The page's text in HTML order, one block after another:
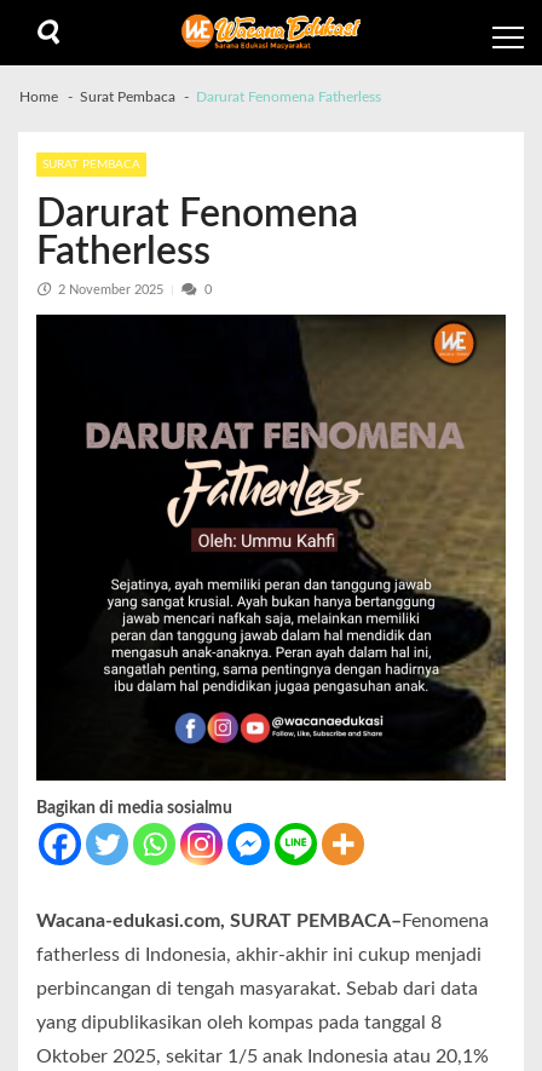
Home Surat Pembaca Darurat Fenomena Fatherless
SURAT PEMBACA
Darurat Fenomena
Fatherless
2 November 2025 0
Bagikan di media sosialmu
Wacana-edukasi.com, SURAT PEMBACA– Fenomena
fatherless di Indonesia, akhir-akhir ini cukup menjadi
perbincangan di tengah masyarakat. Sebab dari data
yang dipublikasikan oleh kompas pada tanggal 8
Oktober 2025, sekitar 1/5 anak Indonesia atau 20,1%